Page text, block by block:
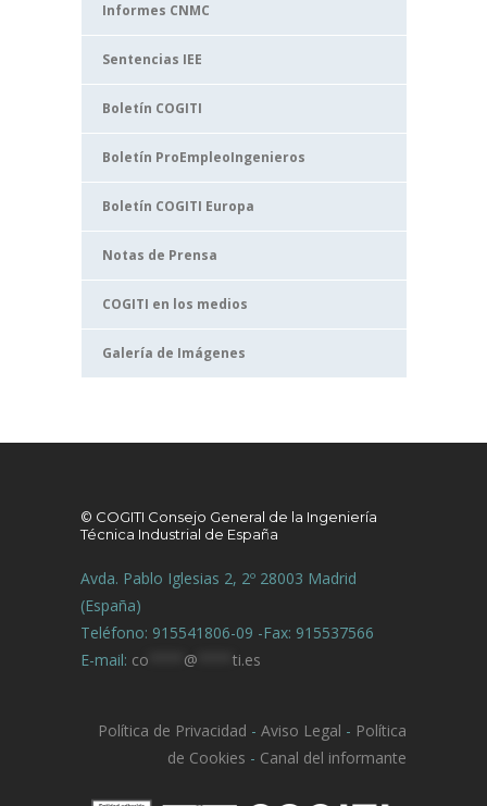
Informes CNMC
Sentencias IEE
Boletín COGITI
Boletín ProEmpleoIngenieros
Boletín COGITI Europa
Notas de Prensa
COGITI en los medios
Galería de Imágenes
© COGITI Consejo General de la Ingeniería
Técnica Industrial de España
Avda. Pablo Iglesias 2, 2º 28003 Madrid
(España)
Teléfono: 915541806-09 -Fax: 915537566
E-mail: co @ ti.es
Política de Privacidad - Aviso Legal - Política
de Cookies - Canal del informante